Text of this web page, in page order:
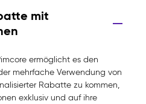
mit
ermöglicht es den
mehrfache Verwendung von
Rabatte zu kommen,
exklusiv und auf ihre